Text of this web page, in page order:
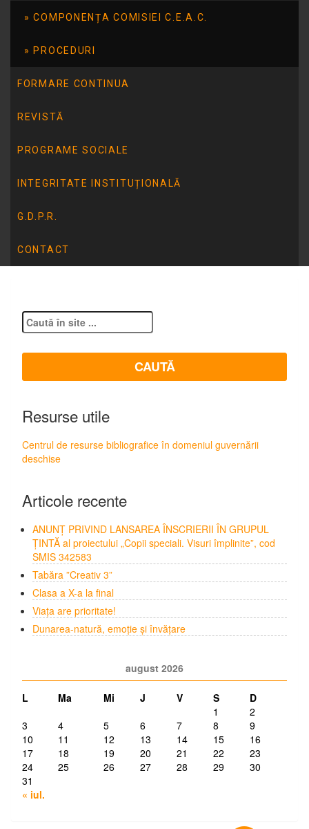
COMPONENȚA COMISIEI C.E.A.C.
PROCEDURI
FORMARE CONTINUA
REVISTĂ
PROGRAME SOCIALE
INTEGRITATE INSTITUȚIONALĂ
G.D.P.R.
CONTACT
ARTICOLUL ANTERIOR
Resurse utile
Centrul de resurse bibliografice în domeniul guvernării
deschise
Articole recente
ANUNȚ PRIVIND LANSAREA ÎNSCRIERII ÎN GRUPUL
ȚINTĂ al proiectului „Copii speciali. Visuri împlinite”, cod
SMIS 342583
Tabăra ”Creativ 3”
Clasa a X-a la final
Viața are prioritate!
Dunarea-natură, emoție și învățare
august 2026
L Ma Mi J V S
D
1
2
3
4 5 6 7 8
9
10
11 12 13 14 15
16
17
18 19 20 21 22
23
24
25 26 27 28 29
30
31
« iul.